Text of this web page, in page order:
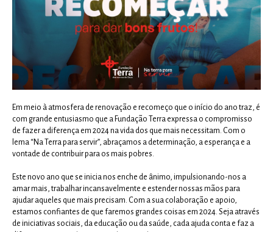
Em meio à atmosfera de renovação e recomeço que o início do ano traz, é
com grande entusiasmo que a Fundação Terra expressa o compromisso
de fazer a diferença em 2024 na vida dos que mais necessitam. Com o
lema “Na Terra para servir”, abraçamos a determinação, a esperança e a
vontade de contribuir para os mais pobres.
Este novo ano que se inicia nos enche de ânimo, impulsionando-nos a
amar mais, trabalhar incansavelmente e estender nossas mãos para
ajudar aqueles que mais precisam. Com a sua colaboração e apoio,
estamos confiantes de que faremos grandes coisas em 2024. Seja através
de iniciativas sociais, da educação ou da saúde, cada ajuda conta e faz a